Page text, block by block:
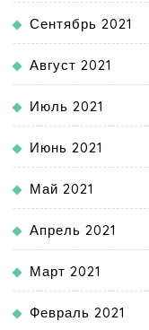
Сентябрь 2021
Август 2021
Июль 2021
Июнь 2021
Май 2021
Апрель 2021
Март 2021
Февраль 2021